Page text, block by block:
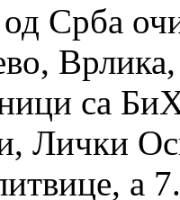
од Срба
са
Лички
а